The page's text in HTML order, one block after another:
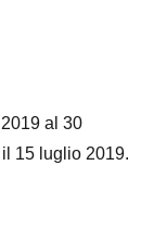
al 30
15 luglio 2019.